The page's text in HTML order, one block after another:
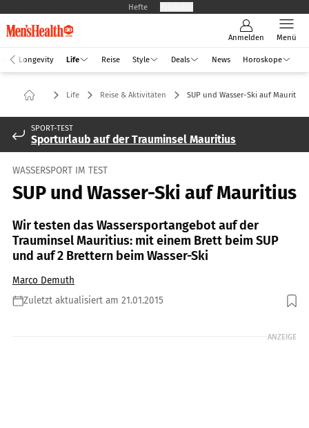
Hefte
Anmelden Menü
Longevity Life Reise Style Deals News Horoskope
Life Reise & Aktivitäten SUP und Wasser-Ski auf Mauritius
SPORT-TEST
Sporturlaub auf der Trauminsel Mauritius
WASSERSPORT IM TEST
SUP und Wasser-Ski auf Mauritius
Wir testen das Wassersportangebot auf der
Trauminsel Mauritius: mit einem Brett beim SUP
und auf 2 Brettern beim Wasser-Ski
Marco Demuth
Zuletzt aktualisiert am 21.01.2015
Foto: Marco Demuth
ANZEIGE